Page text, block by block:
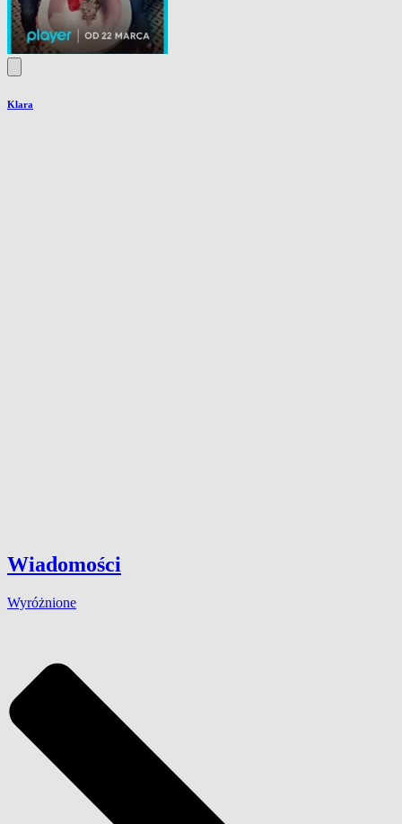
Klara
Wiadomości
Wyróżnione